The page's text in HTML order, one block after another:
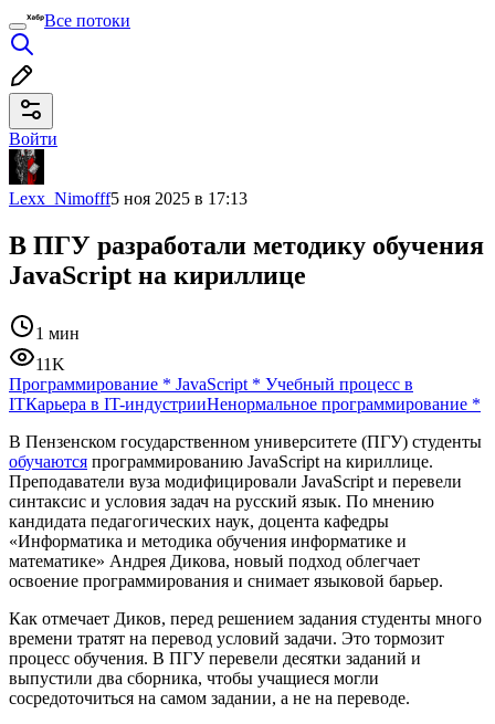
Все потоки
Войти
Lexx_Nimofff5 ноя 2025 в 17:13
В ПГУ разработали методику обучения
JavaScript на кириллице
1 мин
11K
Программирование * JavaScript * Учебный процесс в
ITКарьера в IT-индустрииНенормальное программирование *
В Пензенском государственном университете (ПГУ) студенты
обучаются программированию JavaScript на кириллице.
Преподаватели вуза модифицировали JavaScript и перевели
синтаксис и условия задач на русский язык. По мнению
кандидата педагогических наук, доцента кафедры
«Информатика и методика обучения информатике и
математике» Андрея Дикова, новый подход облегчает
освоение программирования и снимает языковой барьер.
Как отмечает Диков, перед решением задания студенты много
времени тратят на перевод условий задачи. Это тормозит
процесс обучения. В ПГУ перевели десятки заданий и
выпустили два сборника, чтобы учащиеся могли
сосредоточиться на самом задании, а не на переводе.